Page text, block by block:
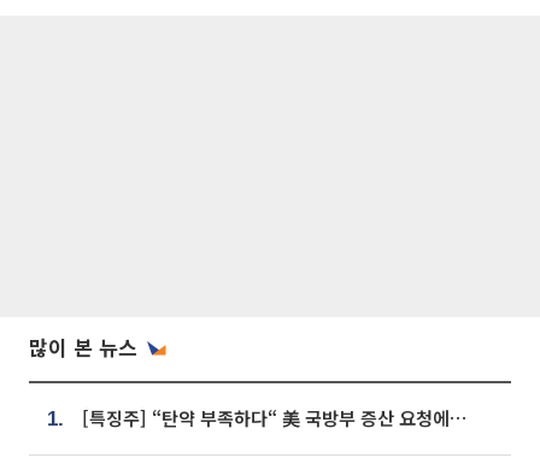
많이 본 뉴스
1. [특징주] “탄약 부족하다“ 美 국방부 증산 요청에⋯국내 방산주 급등세